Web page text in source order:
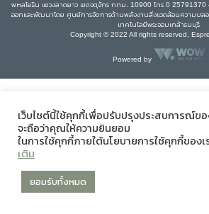
พหลโยธิน แขวงลาดยาว เขตจตุจักร กทม. 10900 โทร 0
ออกและพัฒนาโดย ศูนย์การจัดการด้านพลังงานสิ่งแวดล้อมความปล
เทคโนโลยีพระจอมเกล้าธนบุรี
Copyright © 2022 All rights reserved,
Powered by
เว็บไซต์นี้ใช้คุกกี้เพื่อปรับปรุงประสบการณ์ขอ
จะถือว่าคุณให้ความยินยอม
ในการใช้คุกกี้ภายใต้นโยบายการใช้คุกกี้ของเ
เติม
ยอมรับทั้งหมด